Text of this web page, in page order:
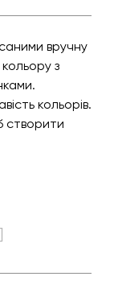
вручну
з
кольорів.
створити